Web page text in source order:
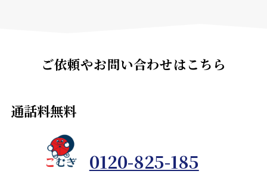
ご依頼やお問い合わせはこちら
通話料無料
0120-825-185